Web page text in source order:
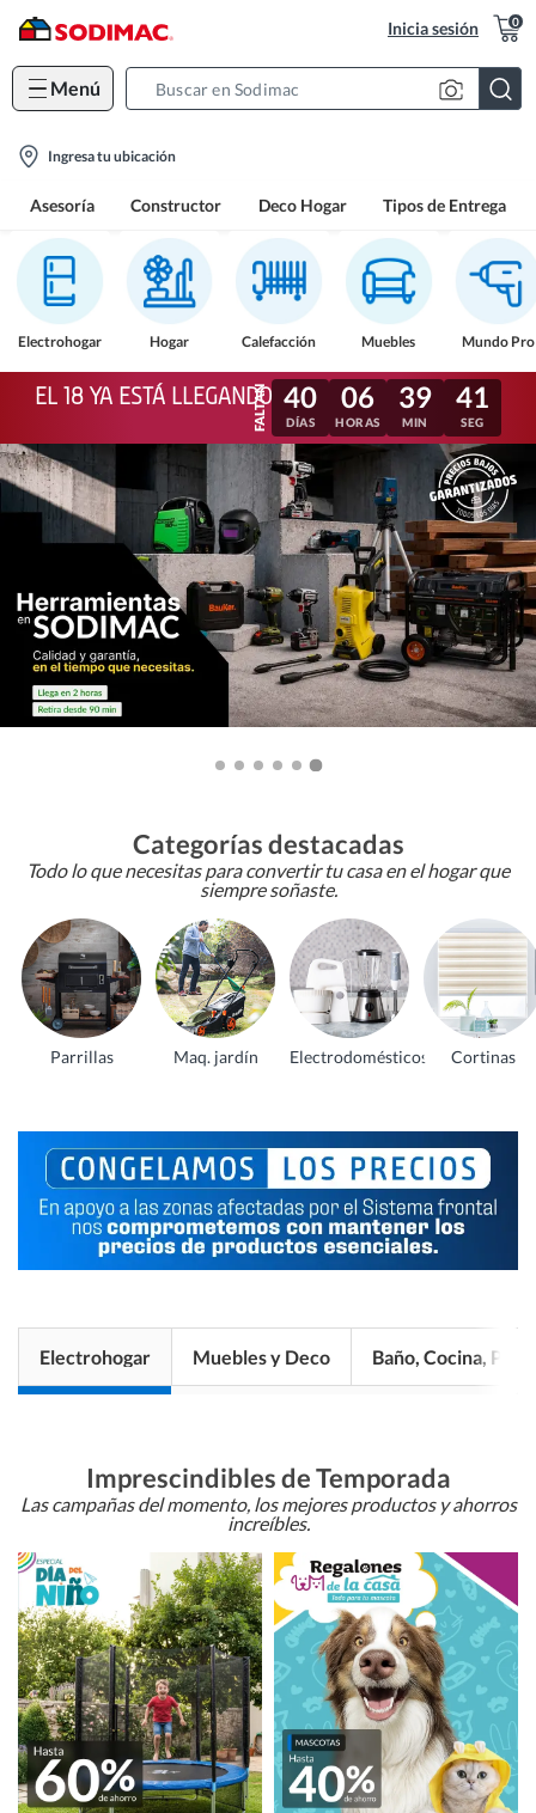
Inicia sesión 0
Menú
location-
Ingresa tu ubicación
Asesoría Constructor Deco Hogar Tipos de Entrega
Electrohogar Hogar Calefacción Muebles Mundo Pro
EL 18 YA ESTÁ LLEGANDO 40
DÍAS
06
HORAS
39
MIN
38
SEG
Categorías destacadas
Todo lo que necesitas para convertir tu casa en el hogar que
siempre soñaste.
Parrillas Maq. jardín Electrodomésticos Cortinas
Electrohogar Muebles y Deco Baño, Cocina, Pisos
Imprescindibles de Temporada
Las campañas del momento, los mejores productos y ahorros
increíbles.